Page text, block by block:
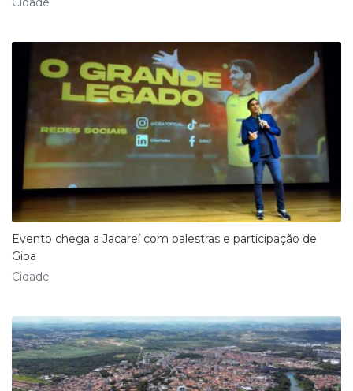
Evento chega a Jacareí com palestras e participação de
Giba
Cidade